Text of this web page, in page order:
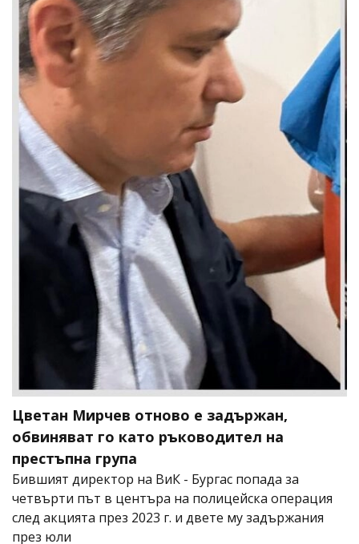
Цветан Мирчев отново е задържан,
обвиняват го като ръководител на
престъпна група
Бившият директор на ВиК - Бургас попада за
четвърти път в центъра на полицейска операция
след акцията през 2023 г. и двете му задържания
през юли